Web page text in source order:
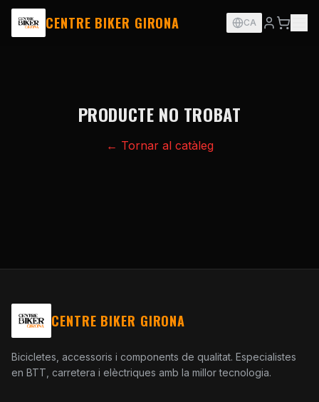
CENTRE BIKER GIRONA CA
PRODUCTE NO TROBAT
← Tornar al catàleg
CENTRE BIKER GIRONA
Bicicletes, accessoris i components de qualitat. Especialistes
en BTT, carretera i elèctriques amb la millor tecnologia.